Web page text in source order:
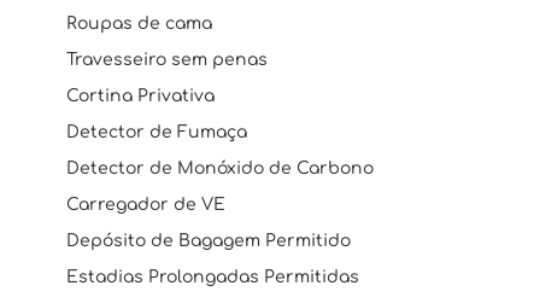
Roupas de cama
Travesseiro sem penas
Cortina Privativa
Detector de Fumaça
Detector de Monóxido de Carbono
Carregador de VE
Depósito de Bagagem Permitido
Estadias Prolongadas Permitidas